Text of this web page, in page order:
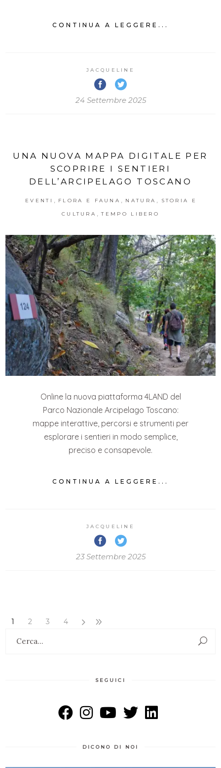
CONTINUA A LEGGERE...
JACQUELINE
24 Settembre 2025
UNA NUOVA MAPPA DIGITALE PER
SCOPRIRE I SENTIERI
DELL’ARCIPELAGO TOSCANO
EVENTI FLORA E FAUNA NATURA STORIA E
CULTURA TEMPO LIBERO
Online la nuova piattaforma 4LAND del
Parco Nazionale Arcipelago Toscano:
mappe interattive, percorsi e strumenti per
esplorare i sentieri in modo semplice,
preciso e consapevole.
CONTINUA A LEGGERE...
JACQUELINE
23 Settembre 2025
1 2 3 4
SEGUICI
DICONO DI NOI